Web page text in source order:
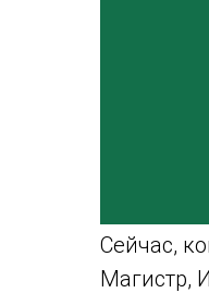
Сейчас,
Магистр,